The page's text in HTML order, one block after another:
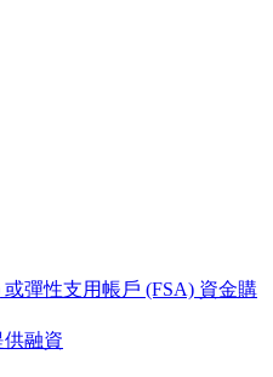
彈性支用帳戶 (FSA) 資金購
融資